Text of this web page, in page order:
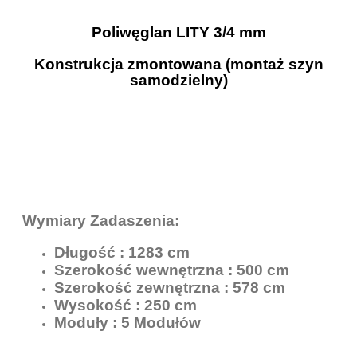
Poliwęglan LITY 3/4 mm
Konstrukcja zmontowana (montaż szyn
samodzielny)
Wymiary Zadaszenia:
Długość : 1283 cm
Szerokość wewnętrzna : 500 cm
Szerokość zewnętrzna : 578 cm
Wysokość : 250 cm
Moduły : 5 Modułów